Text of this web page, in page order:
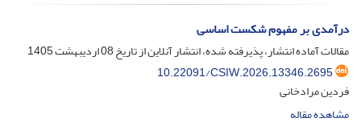
درآمدی بر مفهوم شکست اساسی
مقالات آماده انتشار، پذیرفته شده، انتشار آنلاین از تاریخ08 اردیبهشت 1405
10.22091/CSIW.2026.13346.2695
فردین مرادخانی
مشاهده مقاله